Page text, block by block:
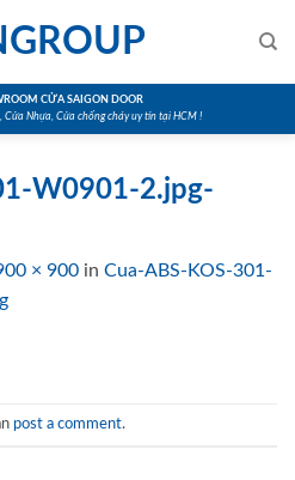
CỬA SAIGON DOOR
Nhựa, Cửa chống cháy uy tín tại HCM !
W0901-2.jpg-
× 900 in Cua-ABS-KOS-301-
post a comment.